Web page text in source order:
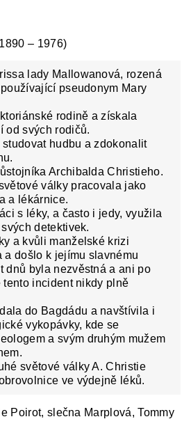
– 1976)
lady Mallowanová, rozená
pseudonym Mary
rodině a získala
od svých rodičů.
hudbu a zdokonalit
Archibalda Christieho.
války pracovala jako
a lékárnice.
s léky, a často i jedy, využila
detektivek.
a kvůli manželské krizi
a došlo k jejímu slavnému
dnů byla nezvěstná a ani po
incident nikdy plně
do Bagdádu a navštívila i
vykopávky, kde se
a svým druhým mužem
světové války A. Christie
ve výdejně léků.
Poirot, slečna Marplová, Tommy